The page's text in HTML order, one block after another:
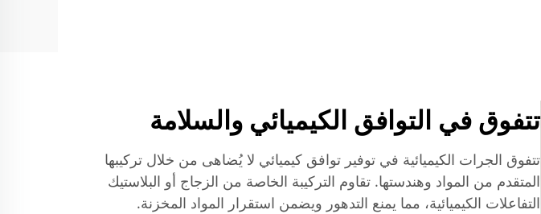
تتفوق في التوافق الكيميائي والسلامة
تتفوق الجرات الكيميائية في توفير توافق كيميائي لا يُضاهى من خلال تركيبها
المتقدم من المواد وهندستها. تقاوم التركيبة الخاصة من الزجاج أو البلاستيك
التفاعلات الكيميائية، مما يمنع التدهور ويضمن استقرار المواد المخزنة.